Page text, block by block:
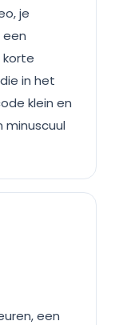
je
korte
in het
klein en
minuscuul
een